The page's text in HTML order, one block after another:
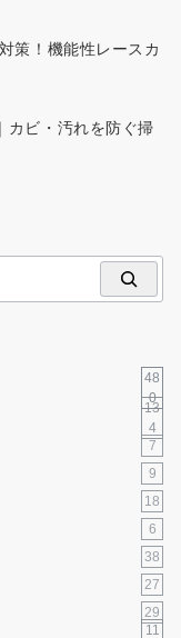
策！機能性レースカ
カビ・汚れを防ぐ掃
48
0
13
4
7
9
18
6
38
27
29
11